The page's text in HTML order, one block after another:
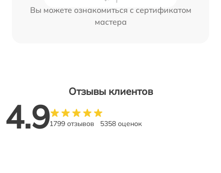
Вы можете ознакомиться с сертификатом
мастера
Отзывы клиентов
4.91799 отзывов 5358 оценок